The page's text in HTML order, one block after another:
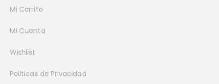
Mi Carrito
Mi Cuenta
Wishlist
Politicas de Privacidad